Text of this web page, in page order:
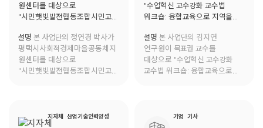
원센터를 대상으로
"시민햇빛발전협동조합시민교육
설명 본 사업단의 정연경 박사가
평택시사회적경제마을공동체지
원센터를 대상으로
"시민햇빛발전협동조합시민교육
"수업혁신 교수강화 교수법
워크숍: 융합교육으로 지역을
설명 본 사업단의 김지연
연구원이 목표권 교수를
대상으로 "수업혁신 교수강화
교수법 워크숍: 융합교육으로
지자체 산업기술인력양성 기업 기사